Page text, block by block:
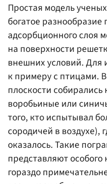
Простая модель
богатое разнообразие
адсорбционного слоя
на поверхности
внешних условий. Для
к примеру с птицами.
плоскости
воробьиные или
того, кто испытывал
сородичей в воздухе),
оказалось. Такие
представляют особого
гораздо